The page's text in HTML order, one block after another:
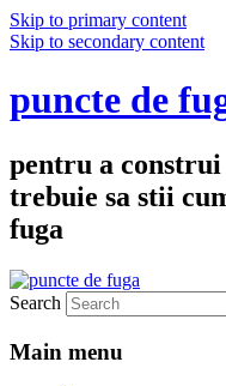
Skip to primary content
Skip to secondary content
puncte de
pentru a
trebuie sa stii
fuga
Search
Main menu